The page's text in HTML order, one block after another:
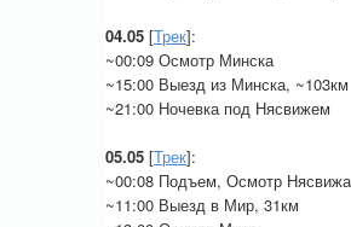
04.05 [Трек]:
~00:09 Осмотр Минска
~15:00 Выезд из Минска, ~103км
~21:00 Ночевка под Нясвижем
05.05 [Трек]:
~00:08 Подъем, Осмотр Нясвижа
~11:00 Выезд в Мир, 31км